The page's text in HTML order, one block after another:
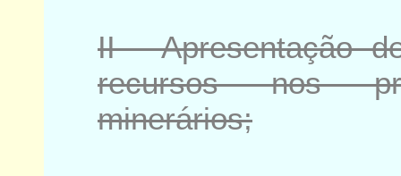
II - Apresentação
recursos nos
minerários;